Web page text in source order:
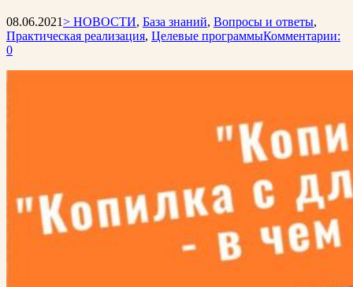
08.06.2021> НОВОСТИ, База знаний, Вопросы и ответы,
Практическая реализация, Целевые программыКомментарии:
0